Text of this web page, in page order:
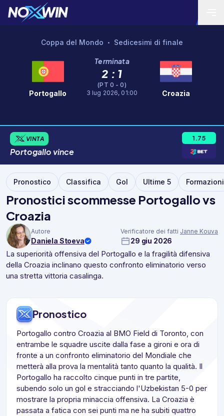
Coppa del Mondo • Sedicesimi di finale
Portogallo
Terminata
2 : 1
(PT 0 - 0)
3 lug 2026, 01:00
Croazia
VINTA
Portogallo vince
1.75
Pronostico Classifica Gol Ultime 5 Formazioni
Pronostici scommesse Portogallo vs
Croazia
Autore
Daniela Stoeva
Verificatore dei fatti Janne Kouva
29 giu 2026
La superiorità offensiva del Portogallo e la fragilità difensiva
della Croazia inclinano questo confronto eliminatorio verso
una stretta vittoria casalinga.
Pronostico
Portogallo contro Croazia al BMO Field di Toronto, con
entrambe le squadre uscite dalla fase a gironi e ora di
fronte a un confronto eliminatorio del Mondiale che
metterà alla prova la mentalità tanto quanto la qualità. Il
Portogallo ha raccolto cinque punti in tre partite,
subendo solo un gol e stracciando l'Uzbekistan 5-0 per
mostrare la propria minaccia offensiva. La Croazia è
passata a fatica con sei punti ma ne ha subiti quattro